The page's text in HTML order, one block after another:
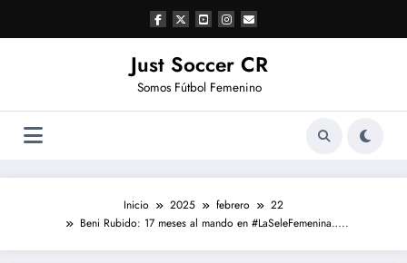
contenido
Just Soccer CR
Somos Fútbol Femenino
Inicio 2025 febrero
22
Beni Rubido: 17 meses al mando en #LaSeleFemenina…..